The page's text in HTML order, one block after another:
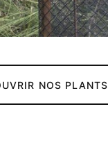
NOS PLANTS